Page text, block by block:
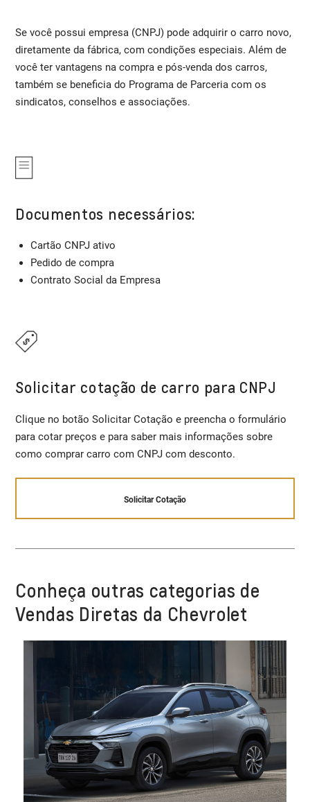
Se você possui empresa (CNPJ) pode adquirir o carro novo,
diretamente da fábrica, com condições especiais. Além de
você ter vantagens na compra e pós-venda dos carros,
também se beneficia do Programa de Parceria com os
sindicatos, conselhos e associações.
Documentos necessários:
Cartão CNPJ ativo
Pedido de compra
Contrato Social da Empresa
Solicitar cotação de carro para CNPJ
Clique no botão Solicitar Cotação e preencha o formulário
para cotar preços e para saber mais informações sobre
como comprar carro com CNPJ com desconto.
Solicitar Cotação
Conheça outras categorias de
Vendas Diretas da Chevrolet